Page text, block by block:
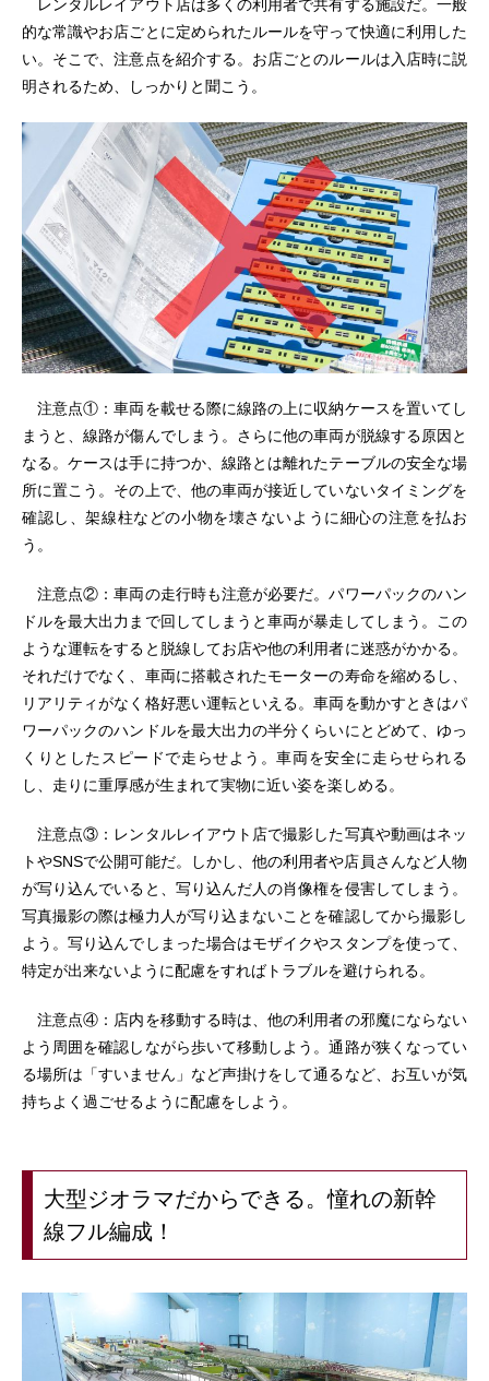
レンタルレイアウト店は多くの利用者で共有する施設だ。一般
的な常識やお店ごとに定められたルールを守って快適に利用した
い。そこで、注意点を紹介する。お店ごとのルールは入店時に説
明されるため、しっかりと聞こう。
注意点①：車両を載せる際に線路の上に収納ケースを置いてし
まうと、線路が傷んでしまう。さらに他の車両が脱線する原因と
なる。ケースは手に持つか、線路とは離れたテーブルの安全な場
所に置こう。その上で、他の車両が接近していないタイミングを
確認し、架線柱などの小物を壊さないように細心の注意を払お
う。
注意点②：車両の走行時も注意が必要だ。パワーパックのハン
ドルを最大出力まで回してしまうと車両が暴走してしまう。この
ような運転をすると脱線してお店や他の利用者に迷惑がかかる。
それだけでなく、車両に搭載されたモーターの寿命を縮めるし、
リアリティがなく格好悪い運転といえる。車両を動かすときはパ
ワーパックのハンドルを最大出力の半分くらいにとどめて、ゆっ
くりとしたスピードで走らせよう。車両を安全に走らせられる
し、走りに重厚感が生まれて実物に近い姿を楽しめる。
注意点③：レンタルレイアウト店で撮影した写真や動画はネッ
トやSNSで公開可能だ。しかし、他の利用者や店員さんなど人物
が写り込んでいると、写り込んだ人の肖像権を侵害してしまう。
写真撮影の際は極力人が写り込まないことを確認してから撮影し
よう。写り込んでしまった場合はモザイクやスタンプを使って、
特定が出来ないように配慮をすればトラブルを避けられる。
注意点④：店内を移動する時は、他の利用者の邪魔にならない
よう周囲を確認しながら歩いて移動しよう。通路が狭くなってい
る場所は「すいません」など声掛けをして通るなど、お互いが気
持ちよく過ごせるように配慮をしよう。
大型ジオラマだからできる。憧れの新幹
線フル編成！